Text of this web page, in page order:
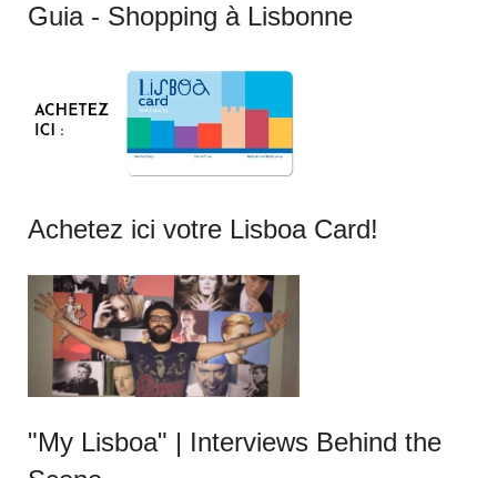
Guia - Shopping à Lisbonne
Achetez ici votre Lisboa Card!
"My Lisboa" | Interviews Behind the